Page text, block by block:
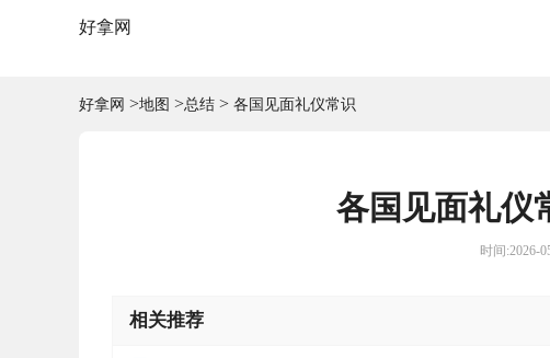
好拿网
好拿网 >地图 >总结 > 各国见面礼仪常识
各国见面礼仪
时间:2026-
相关推荐